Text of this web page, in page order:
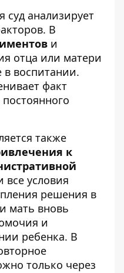
анализирует
В
и
отца или матери
в воспитании.
факт
также
к
все условия
решения в
мать вновь
и
ребенка. В
только через